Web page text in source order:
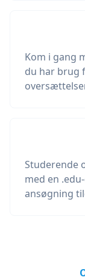
Kom i gang
du har brug
Studerende
med en
ansøgning